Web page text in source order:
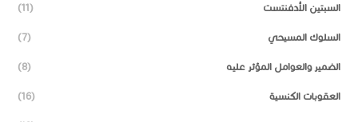
السبتين الأدفنتست (11)
السلوك المسيحي (7)
الضمير والعوامل المؤثر عليه (8)
العقوبات الكنسية (16)